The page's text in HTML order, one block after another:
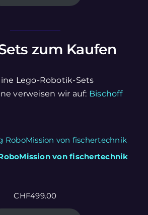
zum Kaufen
Lego-Robotik-Sets
verweisen wir auf: Bischoff
von fischertechnik
CHF499.00